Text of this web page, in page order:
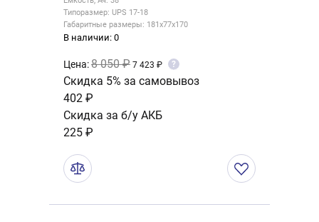
Типоразмер: UPS 17-18
Габаритные размеры: 181x77x170
В наличии: 0
Цена:8 050 ₽ 7 423 ₽ ?
Скидка 5% за самовывоз
402 ₽
Скидка за б/у АКБ
225 ₽